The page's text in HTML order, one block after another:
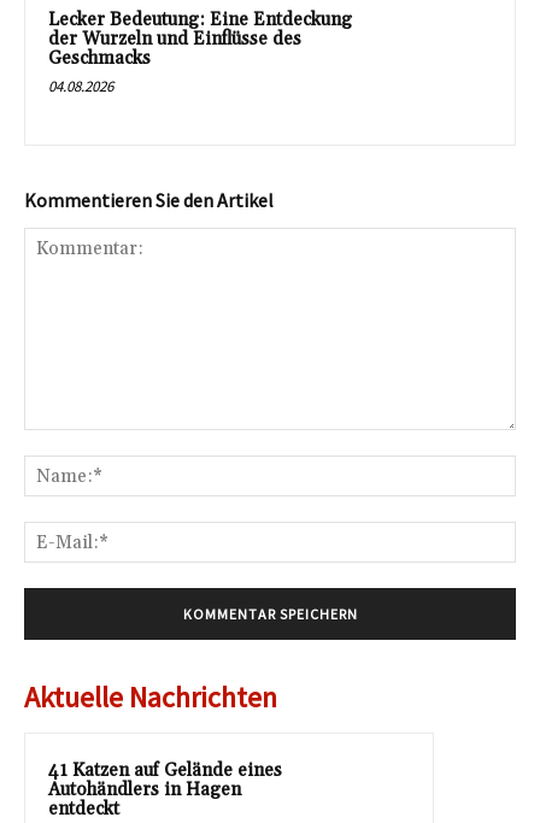
Lecker Bedeutung: Eine Entdeckung
der Wurzeln und Einflüsse des
Geschmacks
04.08.2026
Kommentieren Sie den Artikel
Aktuelle Nachrichten
41 Katzen auf Gelände eines
Autohändlers in Hagen
entdeckt